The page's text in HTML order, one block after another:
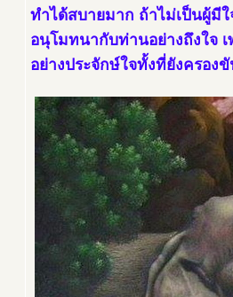
ทำได้สบายมาก ถ้าไม่เป็นผู้มี
อนุโมทนากับท่านอย่างถึงใจ
อย่างประจักษ์ใจทั้งที่ยังครอง